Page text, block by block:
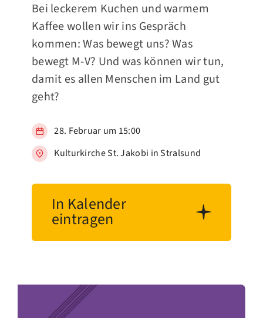
Bei leckerem Kuchen und warmem
Kaffee wollen wir ins Gespräch
kommen: Was bewegt uns? Was
bewegt M-V? Und was können wir tun,
damit es allen Menschen im Land gut
geht?
28. Februar um 15:00
Kulturkirche St. Jakobi in Stralsund
In Kalender
eintragen